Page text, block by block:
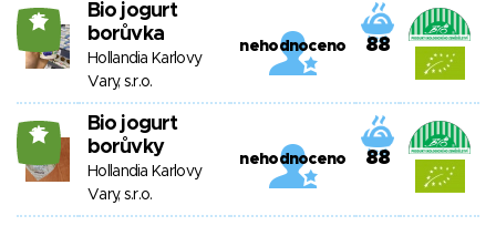
15
Bio jogurt
borůvka
Hollandia Karlovy
Vary, s.r.o.
nehodnoceno 88
15
Bio jogurt
borůvky
Hollandia Karlovy
Vary, s.r.o.
nehodnoceno 88